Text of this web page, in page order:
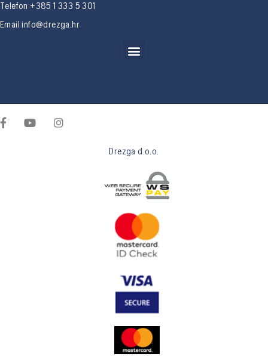
Telefon +385 1 333 5 301
Emailinfo@drezga.hr
Drezga d.o.o.